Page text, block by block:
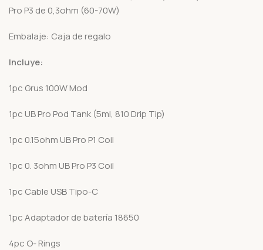
Pro P3 de 0,3ohm (60-70W)
Embalaje: Caja de regalo
Incluye:
1pc Grus 100W Mod
1pc UB Pro Pod Tank (5ml, 810 Drip Tip)
1pc 0.15ohm UB Pro P1 Coil
1pc 0. 3ohm UB Pro P3 Coil
1pc Cable USB Tipo-C
1pc Adaptador de batería 18650
4pc O- Rings